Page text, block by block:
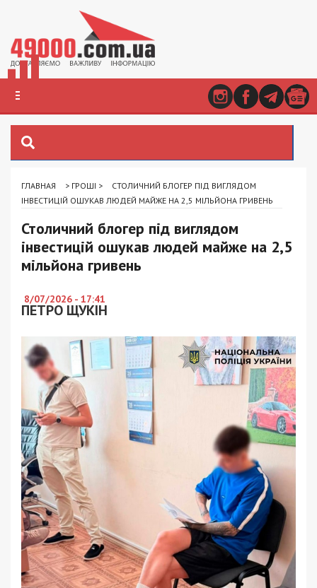
ГЛАВНАЯ > ГРОШІ >
СТОЛИЧНИЙ БЛОГЕР ПІД ВИГЛЯДОМ
ІНВЕСТИЦІЙ ОШУКАВ ЛЮДЕЙ МАЙЖЕ НА 2,5 МІЛЬЙОНА ГРИВЕНЬ
Столичний блогер під виглядом
інвестицій ошукав людей майже на 2,5
мільйона гривень
8/07/2026 - 17:41
ПЕТРО ЩУКІН